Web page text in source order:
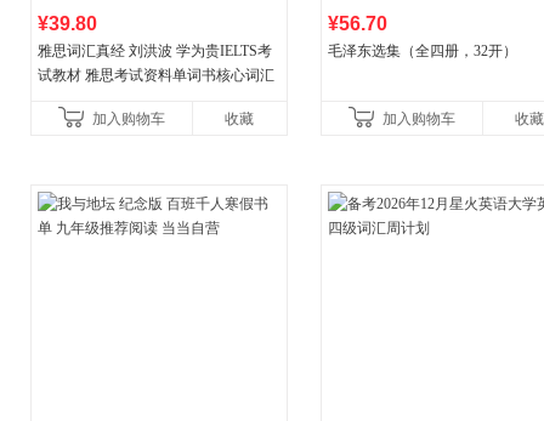
¥39.80
雅思词汇真经 刘洪波 学为贵IELTS考
试教材 雅思考试资料单词书核心词汇
加入购物车
收藏
¥56.70
毛泽东选集（全四册，32开）
加入购物车 收藏